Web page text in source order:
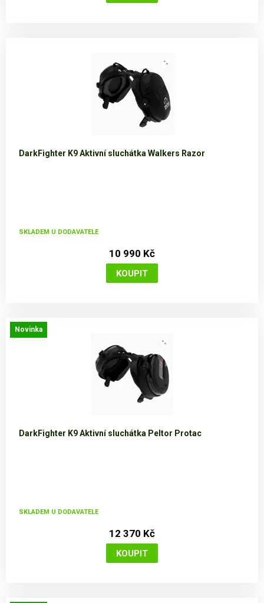
DarkFighter K9 Aktivní sluchátka Walkers Razor
SKLADEM U DODAVATELE
10 990 Kč
Novinka
DarkFighter K9 Aktivní sluchátka Peltor Protac
SKLADEM U DODAVATELE
12 370 Kč